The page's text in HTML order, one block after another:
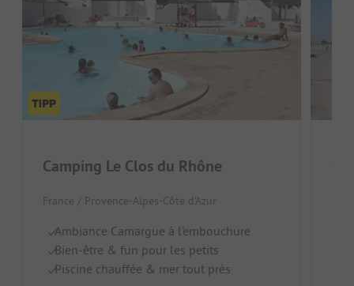
Camping Le Clos du Rhône
France / Provence-Alpes-Côte d'Azur
Ambiance Camargue à l'embouchure
Bien-être & fun pour les petits
Piscine chauffée & mer tout près